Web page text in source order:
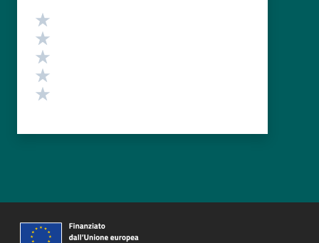
Valutazione